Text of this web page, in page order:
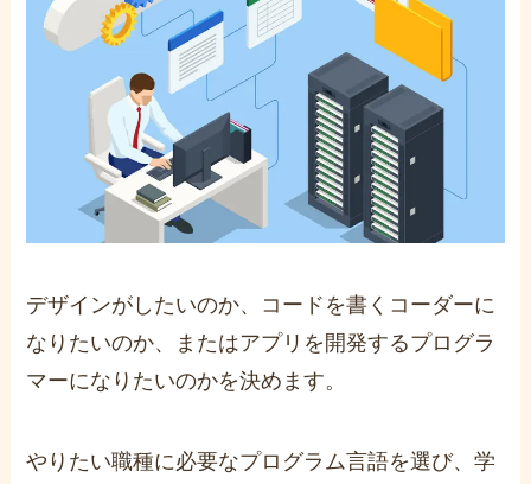
デザインがしたいのか、コードを書くコーダーに
なりたいのか、またはアプリを開発するプログラ
マーになりたいのかを決めます。
やりたい職種に必要なプログラム言語を選び、学